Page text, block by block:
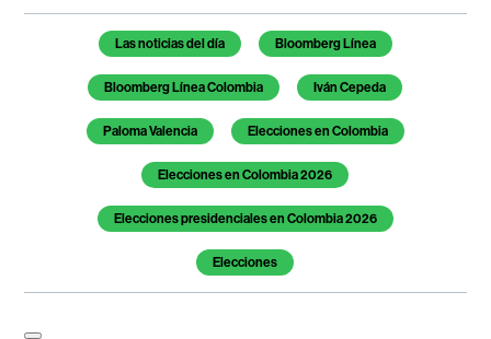
Temas de este artículo
Las noticias del día Bloomberg Línea
Bloomberg Línea Colombia Iván Cepeda
Paloma Valencia Elecciones en Colombia
Elecciones en Colombia 2026
Elecciones presidenciales en Colombia 2026
Elecciones